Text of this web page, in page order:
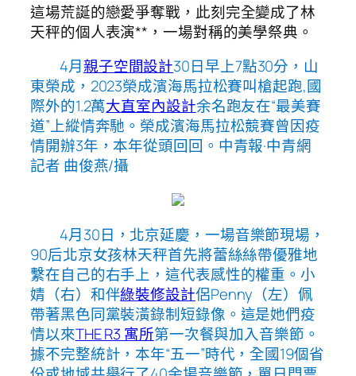
這場荒誕的戀愛爭奪戰，此刻完全變成了林
天秤的個人表演**，一場對稱的美學祭典。
4月親子空間設計30日早上7點30分，山
東榮成，2023榮成濱海馬拉松賽叫槍起跑,國
際外的1.2萬大直室內設計余名跑友在“最美賽
道”上縱情奔馳。榮成濱海馬拉松競賽曾因疫
情開辦3年，本年從頭回回。中青報·中青網
記者 曲俊燕/攝
4月30日，北京延慶，一場音樂節現場，
90后北京女孩林天秤首先將蕾絲絲帶優雅地
繫在自己的右手上，這代表感性的權重。小
婧（右）和伴綠裝修設計侶Penny（左）佩
帶著黑色同黨裝潢錄制短錄像。這是她們疫
情以來THE R3 寓所第一次餐與加入音樂節。
據不完整統計，本年“五一”時代，全國19個省